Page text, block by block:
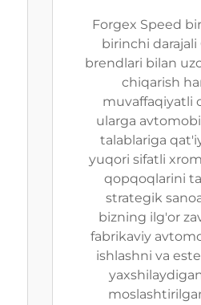
Forgex Speed
birinchi
brendlari bilan
chiqarish
muvaffaqiyatli
ularga
talablariga
yuqori sifatli
qopqoqlarini
strategik
bizning ilg'or
fabrikaviy
ishlashni va